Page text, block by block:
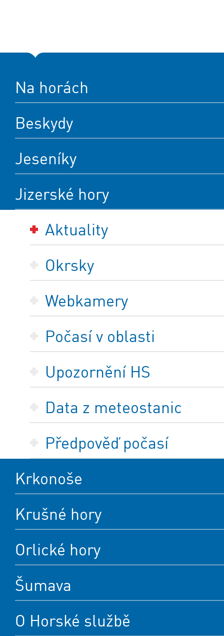
Na horách
Beskydy
Jeseníky
Jizerské hory
Aktuality
Okrsky
Webkamery
Počasí v oblasti
Upozornění HS
Data z meteostanic
Předpověď počasí
Krkonoše
Krušné hory
Orlické hory
Šumava
O Horské službě